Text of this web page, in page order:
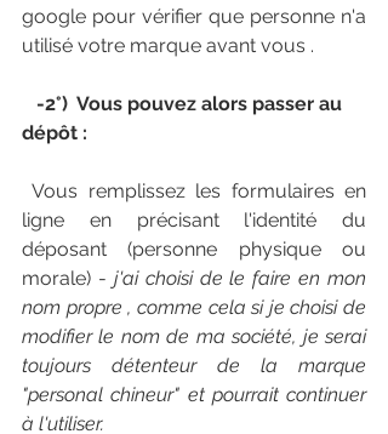
google pour vérifier que personne n'a
utilisé votre marque avant vous .
  -2°)  Vous pouvez alors passer au
dépôt :
Vous remplissez les formulaires en
ligne en précisant l'identité du
déposant (personne physique ou
morale) - j'ai choisi de le faire en mon
nom propre , comme cela si je choisi de
modifier le nom de ma société, je serai
toujours détenteur de la marque
"personal chineur" et pourrait continuer
à l'utiliser.